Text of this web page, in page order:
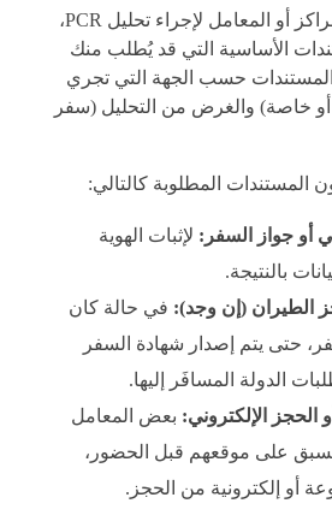
عند ذهابك إلى أحد المراكز أو المعامل لإجراء تحليل PCR،
الأساسية التي قد يُطلب منك
المستندات حسب الجهة التي تجري
أو خاصة) والغرض من التحليل (سفر
المستندات المطلوبة كالتالي:
أو جواز السفر: لإثبات الهوية
بالنتيجة.
الطيران (إن وجد): في حالة كان
حتى يتم إصدار شهادة السفر
الدولة المسافَر إليها.
الحجز الإلكتروني: بعض المعامل
على موقعهم قبل الحضور،
أو إلكترونية من الحجز.